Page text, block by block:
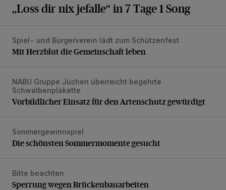
„Loss dir nix jefalle“ in 7 Tage 1 Song
Mit Herzblut die Gemeinschaft leben
Spiel- und Bürgerverein lädt zum Schützenfest
Mit Herzblut die Gemeinschaft leben
Vorbildlicher Einsatz für den Artenschutz gewürdigt
NABU Gruppe Jüchen überreicht begehrte
Schwalbenplakette
Vorbildlicher Einsatz für den Artenschutz gewürdigt
Die schönsten Sommermomente gesucht
Sommergewinnspiel
Die schönsten Sommermomente gesucht
Sperrung wegen Brückenbauarbeiten
Bitte beachten
Sperrung wegen Brückenbauarbeiten